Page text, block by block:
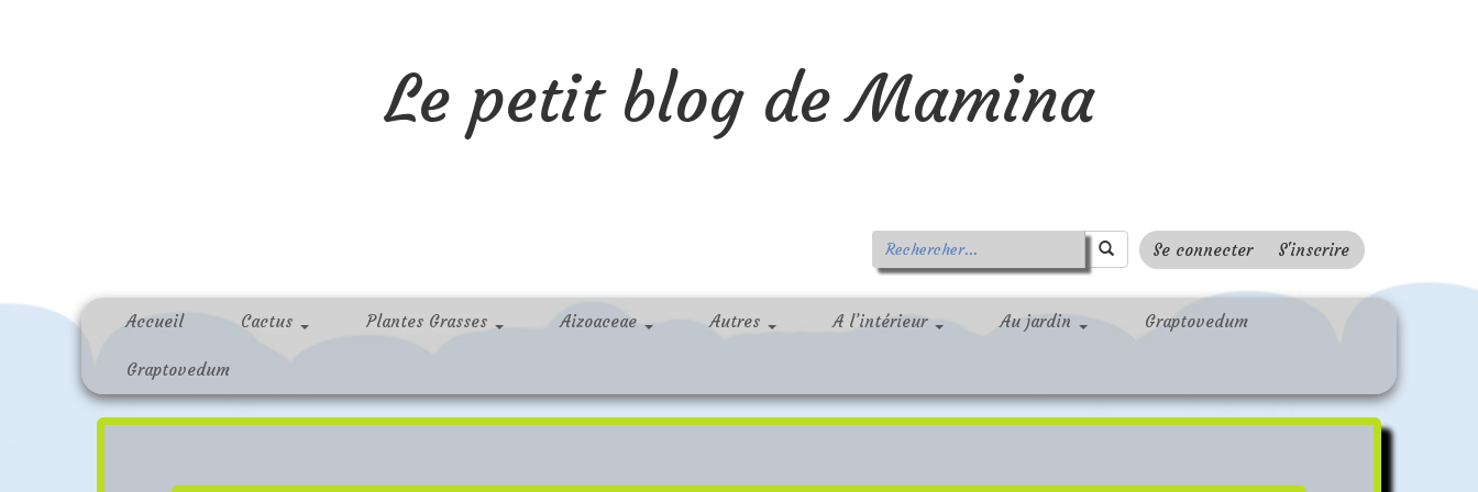
Le petit blog de Mamina
Se connecter S'inscrire
Accueil Cactus Plantes Grasses Aizoaceae Autres A l’intérieur Au jardin Graptovedum
Graptovedum